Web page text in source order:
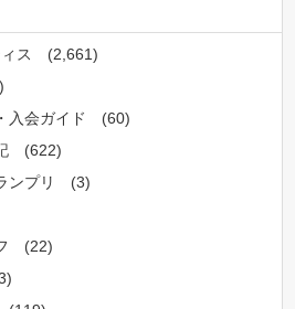
ス
(2,661)
入会ガイド
(60)
(622)
ンプリ
(3)
(22)